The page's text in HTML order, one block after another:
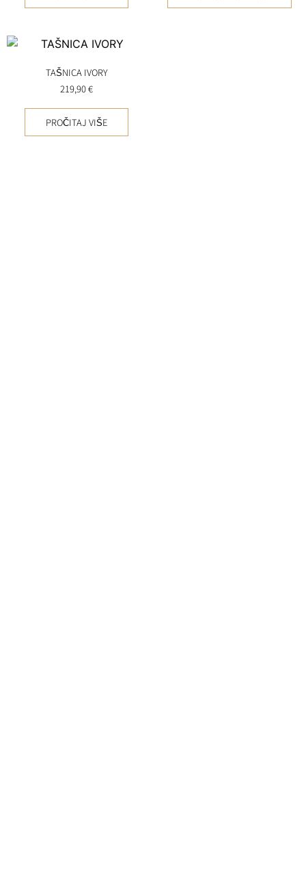
TAŠNICA IVORY
219,90€
PROČITAJ VIŠE